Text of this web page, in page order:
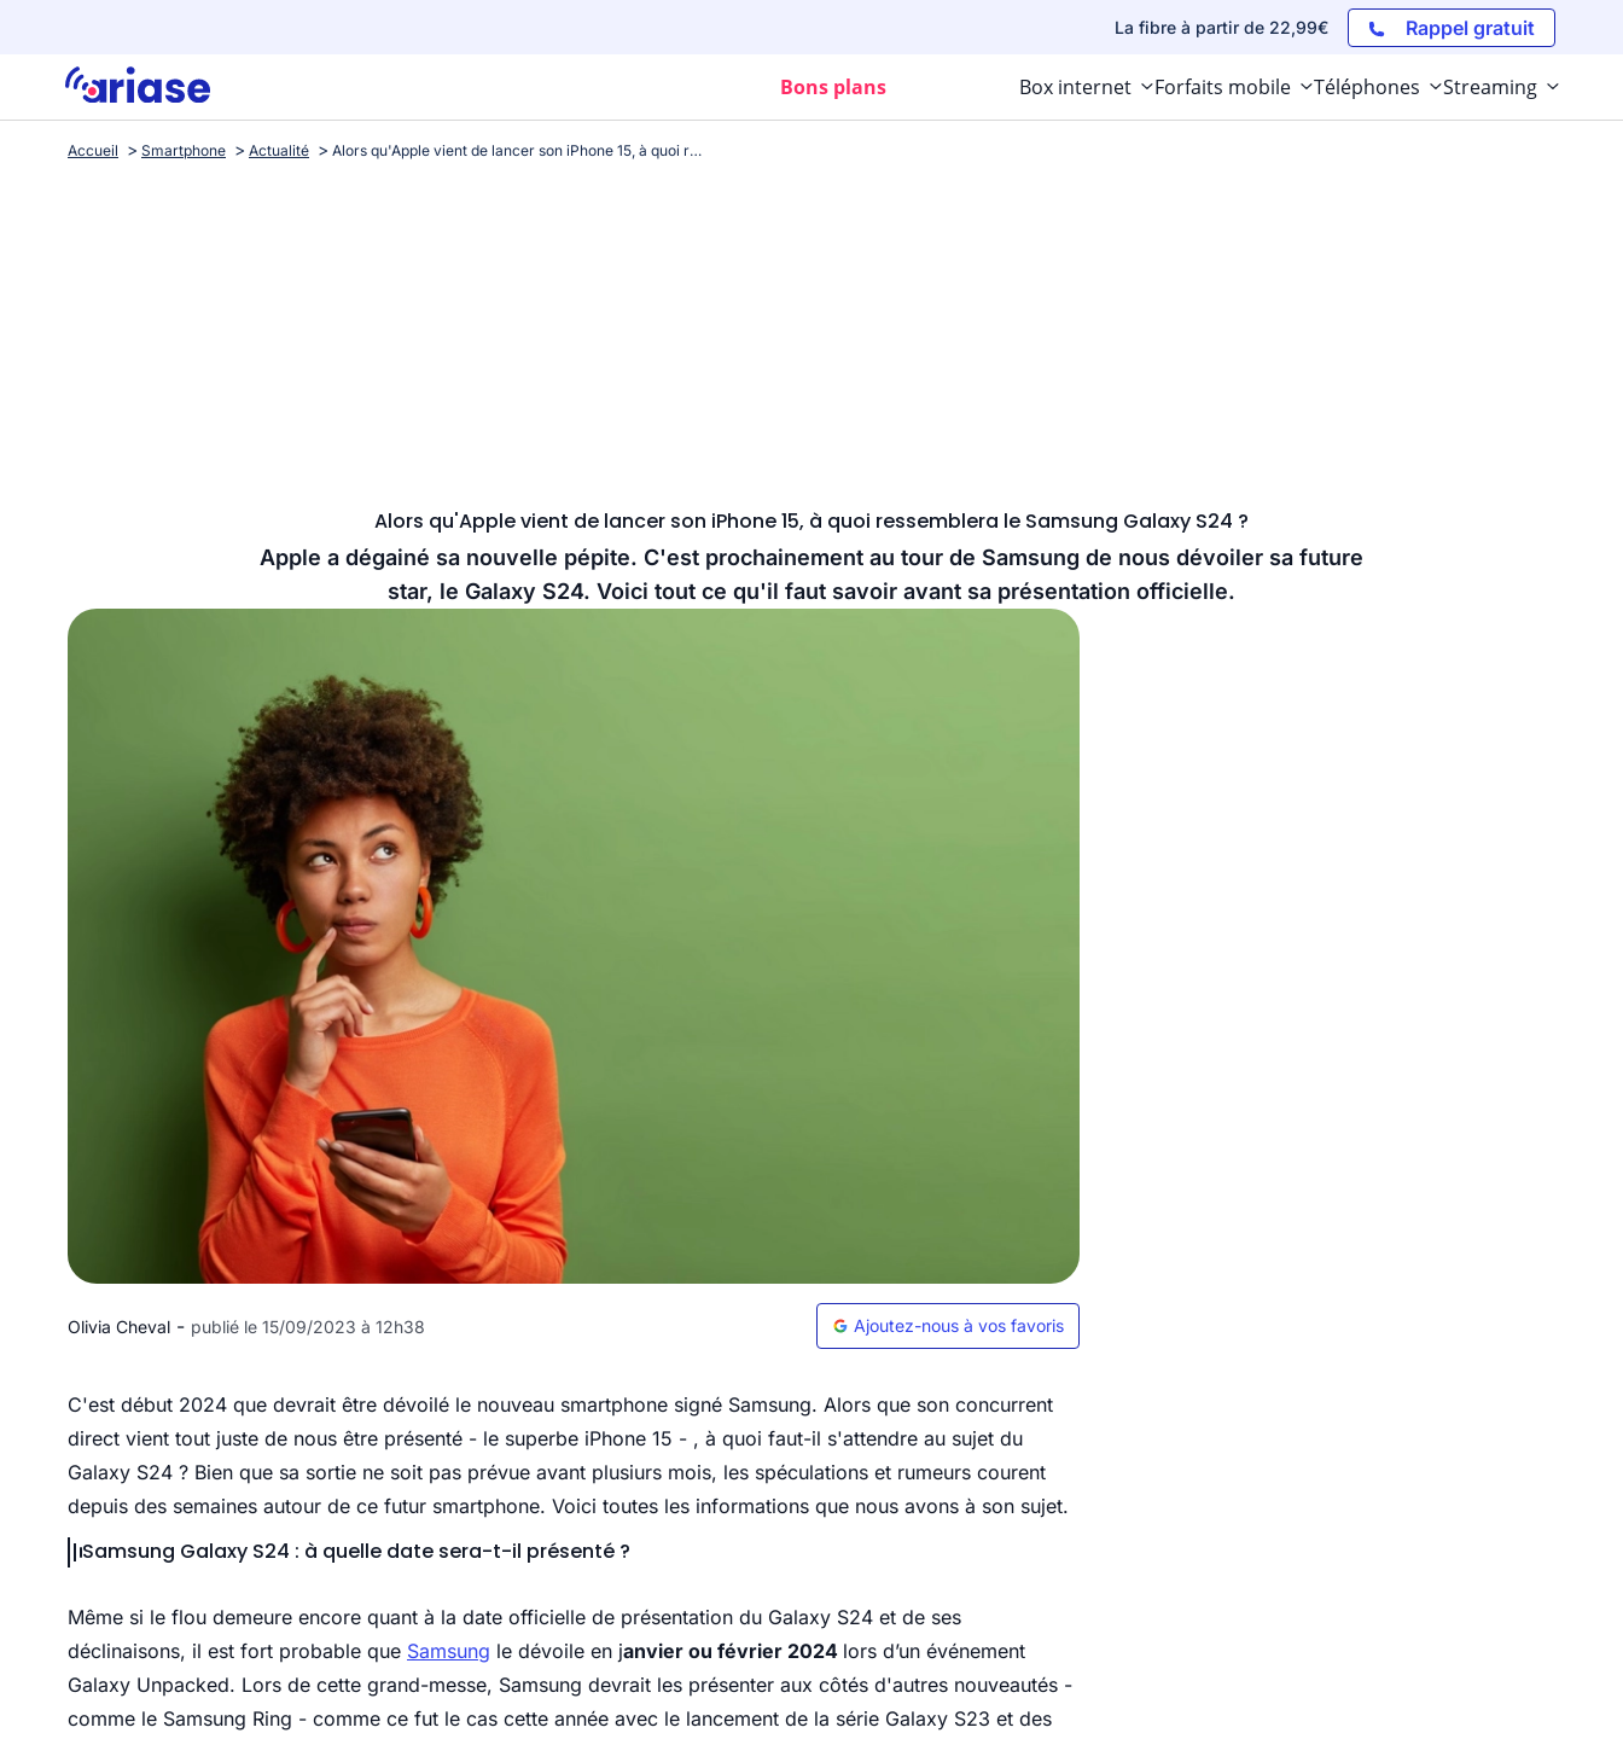
La fibre à partir de 22,99€ Rappel gratuit
Bons plans Box internet Forfaits mobile Téléphones Streaming
Accueil Smartphone Actualité Alors qu'Apple vient de lancer son iPhone 15, à quoi ressemblera le Samsung Galaxy S24 ?
Alors qu'Apple vient de lancer son iPhone 15, à quoi ressemblera le Samsung Galaxy S24 ?
Apple a dégainé sa nouvelle pépite. C'est prochainement au tour de Samsung de nous dévoiler sa future
star, le Galaxy S24. Voici tout ce qu'il faut savoir avant sa présentation officielle.
Olivia Cheval - publié le 15/09/2023 à 12h38 Ajoutez-nous à vos favoris
C'est début 2024 que devrait être dévoilé le nouveau smartphone signé Samsung. Alors que son concurrent
direct vient tout juste de nous être présenté - le superbe iPhone 15 - , à quoi faut-il s'attendre au sujet du
Galaxy S24 ? Bien que sa sortie ne soit pas prévue avant plusiurs mois, les spéculations et rumeurs courent
depuis des semaines autour de ce futur smartphone. Voici toutes les informations que nous avons à son sujet.
Samsung Galaxy S24 : à quelle date sera-t-il présenté ?
Même si le flou demeure encore quant à la date officielle de présentation du Galaxy S24 et de ses
déclinaisons, il est fort probable que Samsung le dévoile en janvier ou février 2024 lors d’un événement
Galaxy Unpacked. Lors de cette grand-messe, Samsung devrait les présenter aux côtés d'autres nouveautés -
comme le Samsung Ring - comme ce fut le cas cette année avec le lancement de la série Galaxy S23 et des